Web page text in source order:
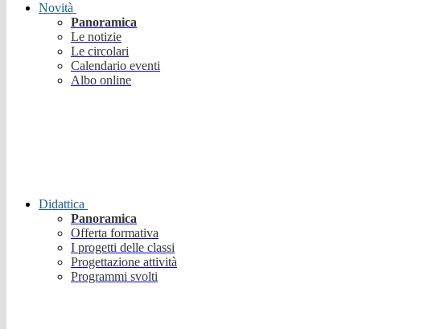
Novità
Panoramica
Le notizie
Le circolari
Calendario eventi
Albo online
Didattica
Panoramica
Offerta formativa
I progetti delle classi
Progettazione attività
Programmi svolti